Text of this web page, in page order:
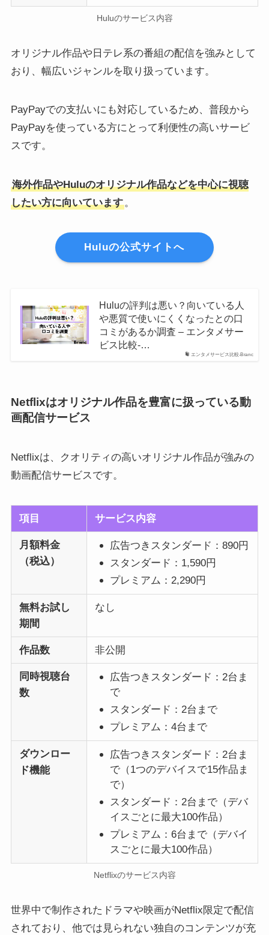
Huluのサービス内容
オリジナル作品や日テレ系の番組の配信を強みとして
おり、幅広いジャンルを取り扱っています。
PayPayでの支払いにも対応しているため、普段から
PayPayを使っている方にとって利便性の高いサービ
スです。
海外作品やHuluのオリジナル作品などを中心に視聴
したい方に向いています。
Huluの公式サイトへ
エンタメサービス比較-Branc
Huluの評判は悪い？向いている人
や悪質で使いにくくなったとの口
コミがあるか調査 – エンタメサー
ビス比較-…
Netflixはオリジナル作品を豊富に扱っている動
画配信サービス
Netflixは、クオリティの高いオリジナル作品が強みの
動画配信サービスです。
項目 サービス内容
月額料金
（税込）
広告つきスタンダード：890円
スタンダード：1,590円
プレミアム：2,290円
無料お試し
期間
なし
作品数 非公開
同時視聴台
数
広告つきスタンダード：2台ま
で
スタンダード：2台まで
プレミアム：4台まで
ダウンロー
ド機能
広告つきスタンダード：2台ま
で（1つのデバイスで15作品ま
で）
スタンダード：2台まで（デバ
イスごとに最大100作品）
プレミアム：6台まで（デバイ
スごとに最大100作品）
Netflixのサービス内容
世界中で制作されたドラマや映画がNetflix限定で配信
されており、他では見られない独自のコンテンツが充